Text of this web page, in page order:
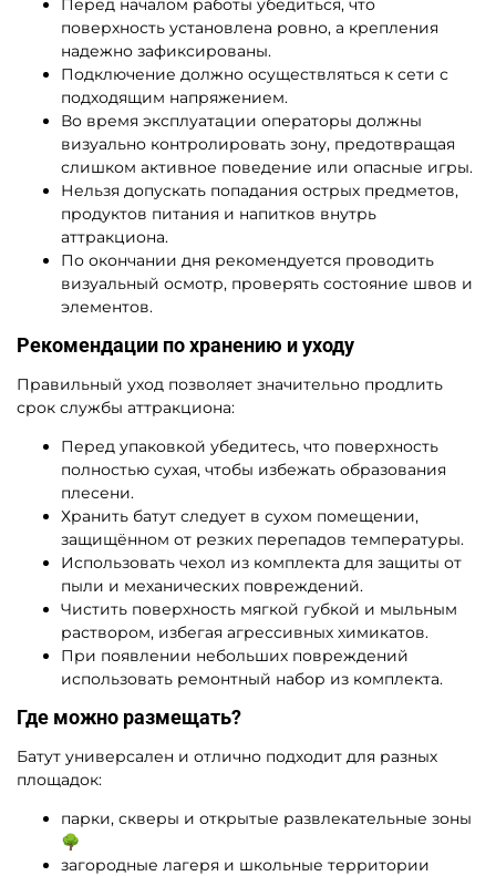
Перед началом работы убедиться, что
поверхность установлена ровно, а крепления
надежно зафиксированы.
Подключение должно осуществляться к сети с
подходящим напряжением.
Во время эксплуатации операторы должны
визуально контролировать зону, предотвращая
слишком активное поведение или опасные игры.
Нельзя допускать попадания острых предметов,
продуктов питания и напитков внутрь
аттракциона.
По окончании дня рекомендуется проводить
визуальный осмотр, проверять состояние швов и
элементов.
Рекомендации по хранению и уходу
Правильный уход позволяет значительно продлить
срок службы аттракциона:
Перед упаковкой убедитесь, что поверхность
полностью сухая, чтобы избежать образования
плесени.
Хранить батут следует в сухом помещении,
защищённом от резких перепадов температуры.
Использовать чехол из комплекта для защиты от
пыли и механических повреждений.
Чистить поверхность мягкой губкой и мыльным
раствором, избегая агрессивных химикатов.
При появлении небольших повреждений
использовать ремонтный набор из комплекта.
Где можно размещать?
Батут универсален и отлично подходит для разных
площадок:
парки, скверы и открытые развлекательные зоны
🌳
загородные лагеря и школьные территории